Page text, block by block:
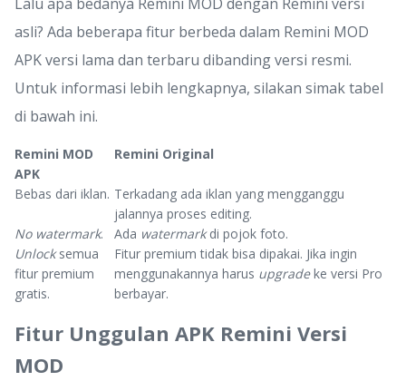
asli? Ada beberapa fitur berbeda dalam Remini MOD
APK versi lama dan terbaru dibanding versi resmi.
Untuk informasi lebih lengkapnya, silakan simak tabel
di bawah ini.
Remini MOD
APK
Remini Original
Bebas dari iklan. Terkadang ada iklan yang mengganggu
jalannya proses editing.
No watermark. Ada watermarkdi pojok foto.
Unlocksemua
fitur premium
gratis.
Fitur premium tidak bisa dipakai. Jika ingin
menggunakannya harus upgradeke versi Pro
berbayar.
Fitur Unggulan APK Remini Versi
MOD